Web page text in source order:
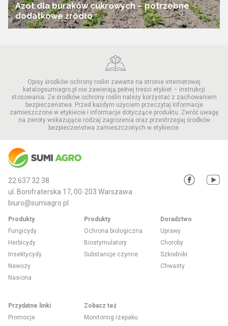
Azot dla buraków cukrowych – potrzebne
dodatkowe źródło
Opisy środków ochrony roślin zawarte na stronie internetowej
katalogsumiagro.pl nie zawierają pełnej treści etykiet – instrukcji
stosowania. Ze środków ochrony roślin należy korzystać z zachowaniem
bezpieczeństwa. Przed każdym użyciem przeczytaj informacje
zamieszczone w etykiecie i informacje dotyczące produktu. Zwróć uwagę
na zwroty wskazujące rodzaj zagrożenia oraz przestrzegaj środków
bezpieczeństwa zamieszczonych w etykiecie.
22 637 32 38
ul. Bonifraterska 17, 00-203 Warszawa
biuro@sumiagro.pl
Produkty
Fungicydy
Herbicydy
Insektycydy
Nawozy
Nasiona
Produkty
Ochrona biologiczna
Biostymulatory
Substancje czynne
Doradztwo
Uprawy
Choroby
Szkodniki
Chwasty
Przydatne linki
Promocje
Zobacz też
Monitoring rzepaku